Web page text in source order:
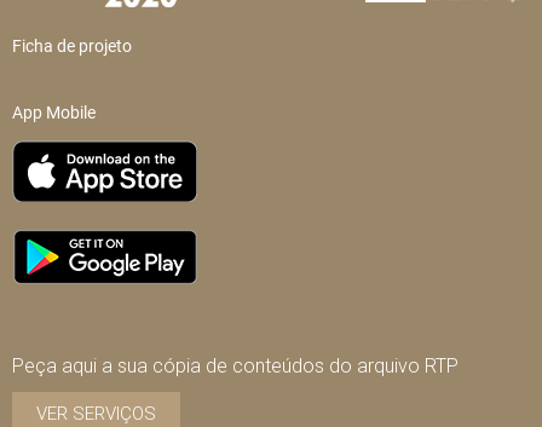
Ficha de projeto
App Mobile
Peça aqui a sua cópia de conteúdos do arquivo RTP
VER SERVIÇOS